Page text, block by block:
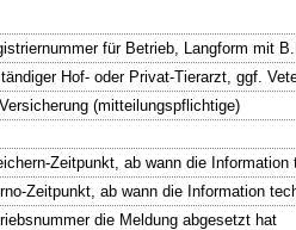
für Betrieb, Langform mit
Hof- oder Privat-Tierarzt, ggf.
(mitteilungspflichtige)
Zeitpunkt, ab wann die
Zeitpunkt, ab wann die Information
die Meldung abgesetzt hat